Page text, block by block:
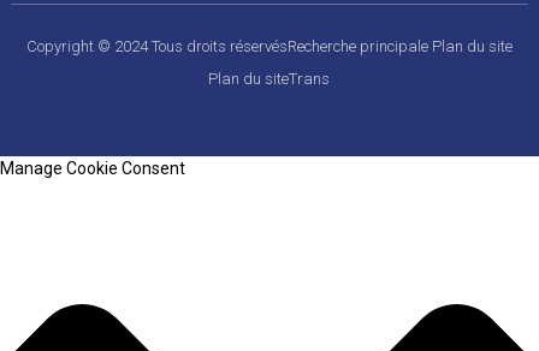
Copyright © 2024 Tous droits réservésRecherche principale Plan du site
Plan du siteTrans
Manage Cookie Consent